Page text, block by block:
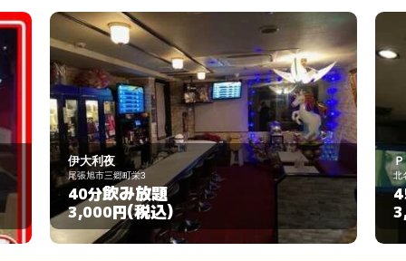
伊大利夜
尾張旭市三郷町栄3
40分飲み放題
3,000円(税込)
Ｐ
北